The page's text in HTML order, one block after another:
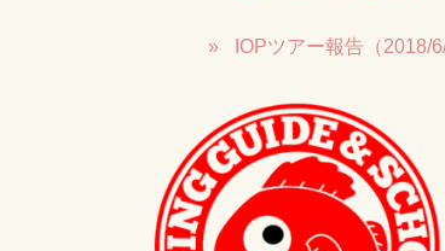
IOPツアー報告（2018/6/